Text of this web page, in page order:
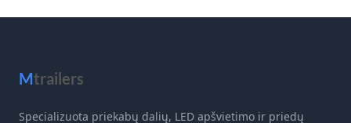
Mtrailers
Specializuota priekabų dalių, LED apšvietimo ir priedų